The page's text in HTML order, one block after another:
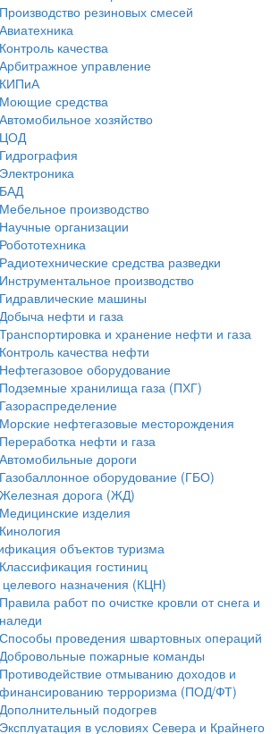
Производство резиновых смесей
Авиатехника
Контроль качества
Арбитражное управление
КИПиА
Моющие средства
Автомобильное хозяйство
ЦОД
Гидрография
Электроника
БАД
Мебельное производство
Научные организации
Робототехника
Радиотехнические средства разведки
Инструментальное производство
Гидравлические машины
Добыча нефти и газа
Транспортировка и хранение нефти и газа
Контроль качества нефти
Нефтегазовое оборудование
Подземные хранилища газа (ПХГ)
Газораспределение
Морские нефтегазовые месторождения
Переработка нефти и газа
Автомобильные дороги
Газобаллонное оборудование (ГБО)
Железная дорога (ЖД)
Медицинские изделия
Кинология
объектов туризма
Классификация гостиниц
назначения (КЦН)
Правила работ по очистке кровли от снега и
наледи
Способы проведения швартовных операций
Добровольные пожарные команды
Противодействие отмыванию доходов и
финансированию терроризма (ПОД/ФТ)
Дополнительный подогрев
Эксплуатация в условиях Севера и Крайнего